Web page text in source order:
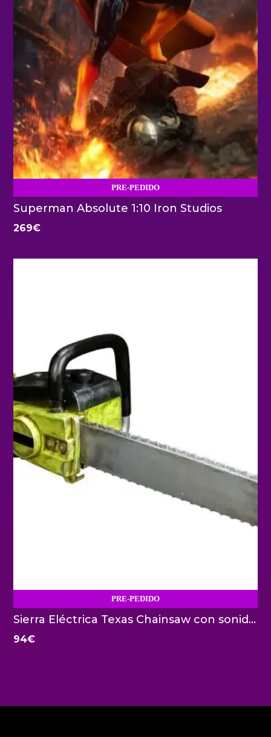
PRE-PEDIDO
Superman Absolute 1:10 Iron Studios
269€
PRE-PEDIDO
Sierra Eléctrica Texas Chainsaw con sonido Trick or Treat Studios
94€